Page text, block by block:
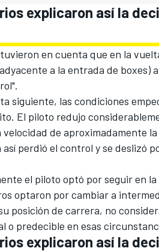
explicaron así la
en cuenta que en la
a la entrada de
siguiente, las condiciones
El piloto redujo
de aproximadamente
perdió el control y se deslizó
el piloto optó por seguir en
optaron por cambiar a
posición de carrera, no
o predecible en esas
explicaron así la